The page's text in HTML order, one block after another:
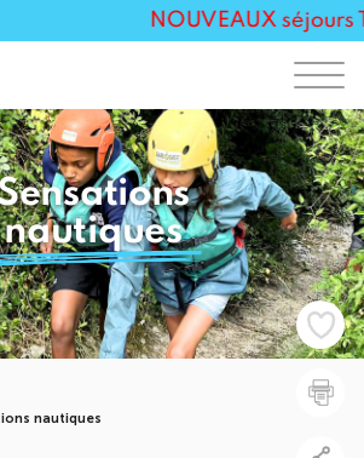
NOUVEAUX séjours
nautiques
nautiques